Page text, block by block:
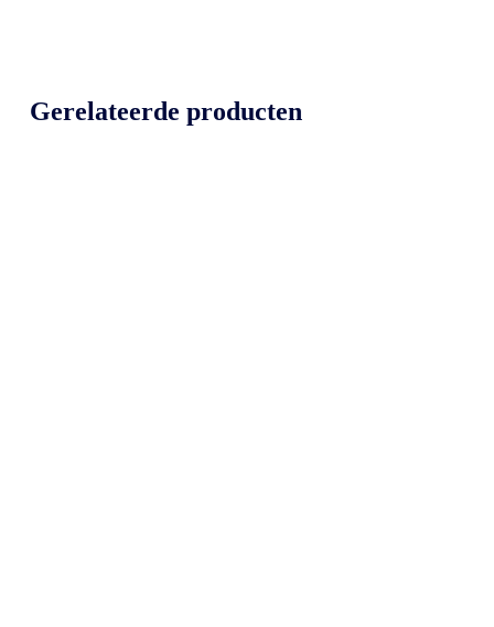
Gerelateerde producten